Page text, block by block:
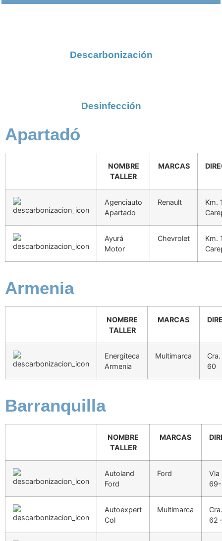
Descarbonización
Desinfección
Apartadó
NOMBRE
TALLER
MARCAS
Agenciauto
Apartado
Renault
Km.
Ayurá
Motor
Chevrolet
Km.
Armenia
NOMBRE
TALLER
MARCAS
Energiteca
Armenia
Multimarca
60
Barranquilla
NOMBRE
TALLER
MARCAS
Autoland
Ford
Ford
Via
Autoexpert
Col
Multimarca
62